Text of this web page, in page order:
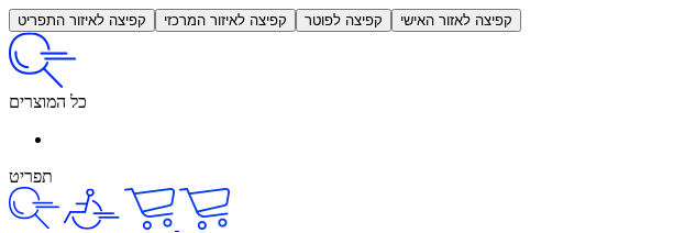
קפיצה לאיזור התפריט קפיצה לאיזור המרכזי קפיצה לפוטר קפיצה לאזור האישי
כל המוצרים
תפריט